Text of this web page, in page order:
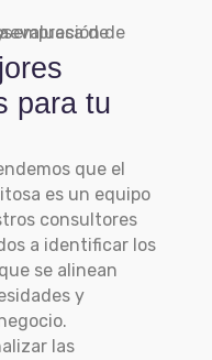
para tu
que el
es un equipo
consultores
a identificar los
se alinean
y
las